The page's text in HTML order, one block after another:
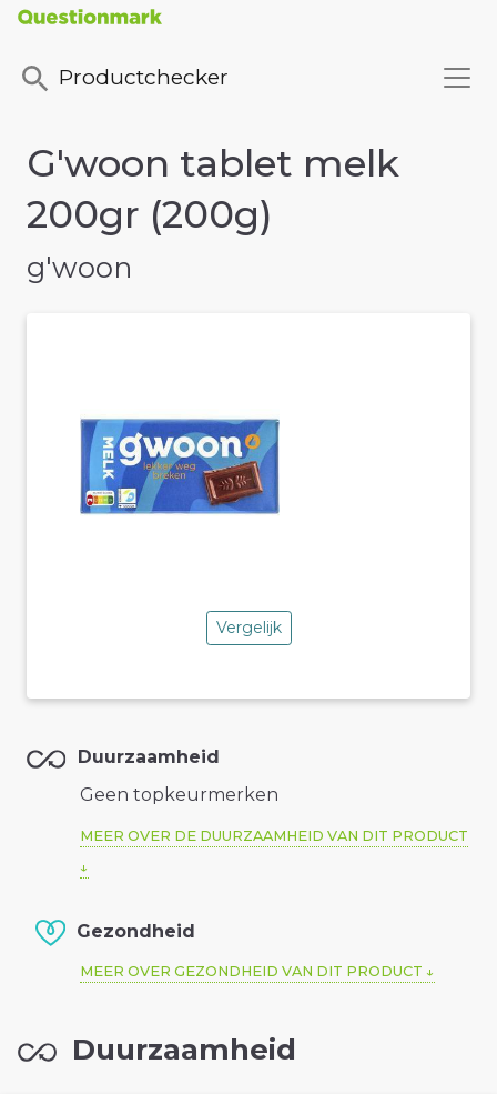
Productchecker
G'woon tablet melk
200gr (200g)
g'woon
Vergelijk
Duurzaamheid
Geen topkeurmerken
MEER OVER DE DUURZAAMHEID VAN DIT PRODUCT
Gezondheid
MEER OVER GEZONDHEID VAN DIT PRODUCT
Duurzaamheid